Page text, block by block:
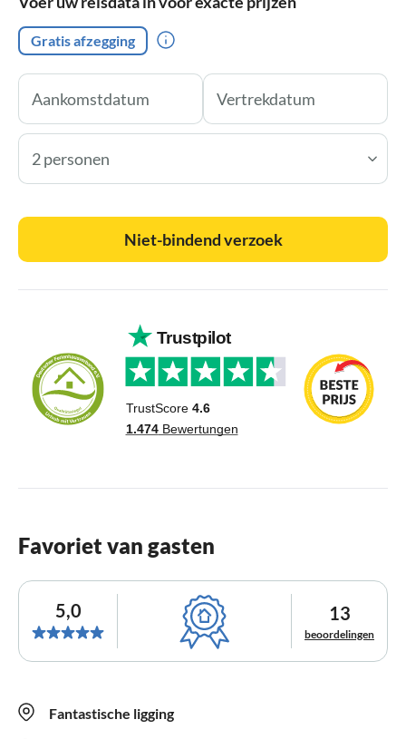
Gratis afzegging
2 personen
Niet-bindend verzoek
Favoriet van gasten
5,0 13
beoordelingen
Fantastische ligging